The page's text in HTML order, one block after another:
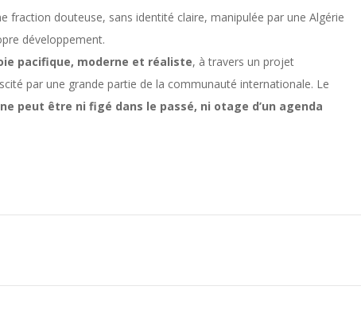
fraction douteuse, sans identité claire, manipulée par une Algérie
développement.
pacifique, moderne et réaliste, à travers un projet
par une grande partie de la communauté internationale. Le
peut être ni figé dans le passé, ni otage d’un agenda